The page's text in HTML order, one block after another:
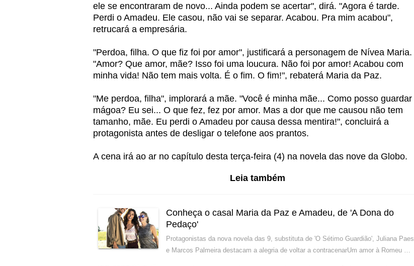
ele se encontraram de novo... Ainda podem se acertar", dirá. "Agora é tarde.
Perdi o Amadeu. Ele casou, não vai se separar. Acabou. Pra mim acabou",
retrucará a empresária.
"Perdoa, filha. O que fiz foi por amor", justificará a personagem de Nívea Maria.
"Amor? Que amor, mãe? Isso foi uma loucura. Não foi por amor! Acabou com
minha vida! Não tem mais volta. É o fim. O fim!", rebaterá Maria da Paz.
"Me perdoa, filha", implorará a mãe. "Você é minha mãe... Como posso guardar
mágoa? Eu sei... O que fez, fez por amor. Mas a dor que me causou não tem
tamanho, mãe. Eu perdi o Amadeu por causa dessa mentira!", concluirá a
protagonista antes de desligar o telefone aos prantos.
A cena irá ao ar no capítulo desta terça-feira (4) na novela das nove da Globo.
Leia também
Conheça o casal Maria da Paz e Amadeu, de 'A Dona do
Pedaço'
Protagonistas da nova novela das 9, substituta de 'O Sétimo Guardião', Juliana Paes
e Marcos Palmeira destacam a alegria de voltar a contracenarUm amor à Romeu …